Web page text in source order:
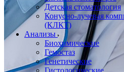
Детская стоматология
Конусно-лучевая
(КЛКТ)
Анализы
Биохимические
Гемостаз
Генетические
Гистологические